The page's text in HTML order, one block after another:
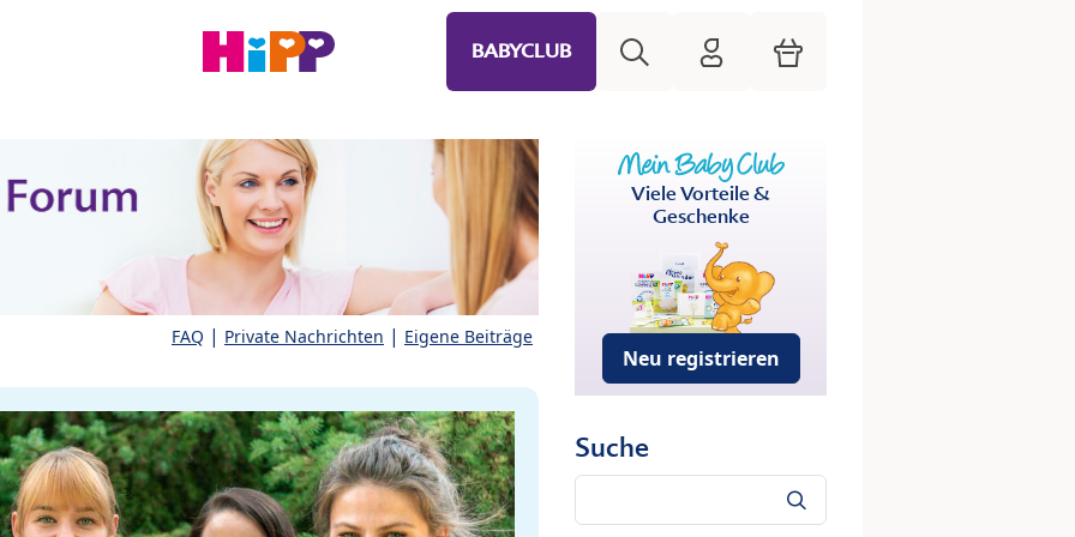
BABYCLUB HiPP Mein Babyclub
Warenkorb
FAQ | Private Nachrichten | Eigene Beiträge
Viele Vorteile &
Geschenke
Neu registrieren
Suche